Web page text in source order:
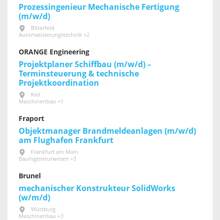
Prozessingenieur Mechanische Fertigung
(m/w/d)
Bitterfeld
Automatisierungstechnik +2
ORANGE Engineering
Projektplaner Schiffbau (m/w/d) –
Terminsteuerung & technische
Projektkoordination
Kiel
Maschinenbau +1
Fraport
Objektmanager Brandmeldeanlagen (m/w/d)
am Flughafen Frankfurt
Frankfurt am Main
Bauingenieurwesen +3
Brunel
mechanischer Konstrukteur SolidWorks
(w/m/d)
Würzburg
Maschinenbau +3